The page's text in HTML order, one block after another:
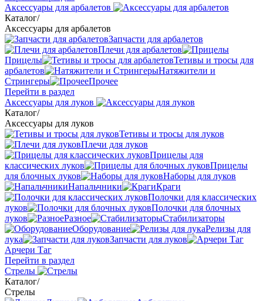
Аксессуары для арбалетов
Каталог/
Аксессуары для арбалетов
Запчасти для арбалетов
Плечи для арбалетов
Прицелы
Тетивы и тросы для
арбалетов
Натяжители и
Стрингеры
Прочее
Перейти в раздел
Аксессуары для луков
Каталог/
Аксессуары для луков
Тетивы и тросы для луков
Плечи для луков
Прицелы для
классических луков
Прицелы
для блочных луков
Наборы для луков
Напальчники
Краги
Полочки для классических
луков
Полочки для блочных
луков
Разное
Стабилизаторы
Оборудование
Релизы для
лука
Запчасти для луков
Арчери Таг
Перейти в раздел
Стрелы
Каталог/
Стрелы